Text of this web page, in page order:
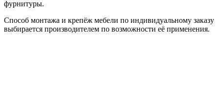
фурнитуры.
Способ монтажа и крепёж мебели по индивидуальному заказу
выбирается производителем по возможности её применения.